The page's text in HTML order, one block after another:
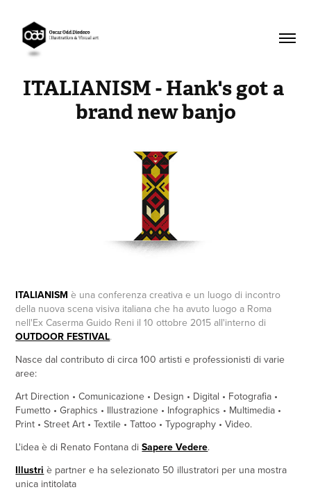
ITALIANISM - Hank's got a
brand new banjo
ITALIANISM è una conferenza creativa e un luogo di incontro
della nuova scena visiva italiana che ha avuto luogo a Roma
nell'Ex Caserma Guido Reni il 10 ottobre 2015 all'interno di
OUTDOOR FESTIVAL.
Nasce dal contributo di circa 100 artisti e professionisti di varie
aree:
Art Direction • Comunicazione • Design • Digital • Fotografia •
Fumetto • Graphics • Illustrazione • Infographics • Multimedia •
Print • Street Art • Textile • Tattoo • Typography • Video.
L'idea è di Renato Fontana diSapere Vedere.
Illustri è partner e ha selezionato 50 illustratori per una mostra
unica intitolata